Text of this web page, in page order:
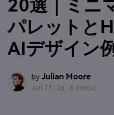
20選｜ミニ
パレットと
AIデザイン例
by Julian Moore
Jun 11, 26 · 6 min(s)